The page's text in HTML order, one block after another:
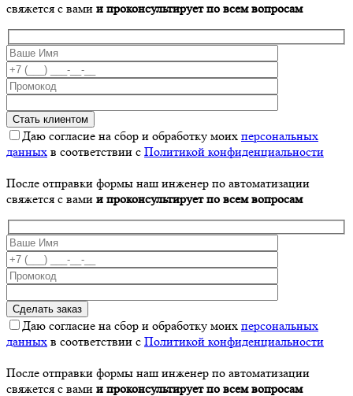
свяжется с вами и проконсультирует по всем вопросам
Даю согласие на сбор и обработку моих персональных
данных в соответствии с Политикой конфиденциальности
После отправки формы наш инженер по автоматизации
свяжется с вами и проконсультирует по всем вопросам
Даю согласие на сбор и обработку моих персональных
данных в соответствии с Политикой конфиденциальности
После отправки формы наш инженер по автоматизации
свяжется с вами и проконсультирует по всем вопросам